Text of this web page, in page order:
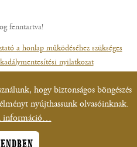
fenntartva!
a honlap működéséhez szükséges
nyilatkozat
hogy biztonságos böngészés
nyújthassunk olvasóinknak.
információ…